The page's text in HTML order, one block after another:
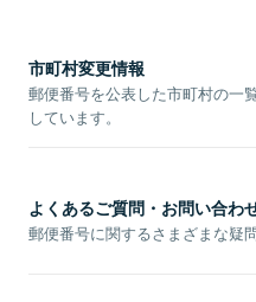
市町村変更情報
郵便番号を公表した市町村の一
しています。
よくあるご質問・お問い合わ
郵便番号に関するさまざまな疑